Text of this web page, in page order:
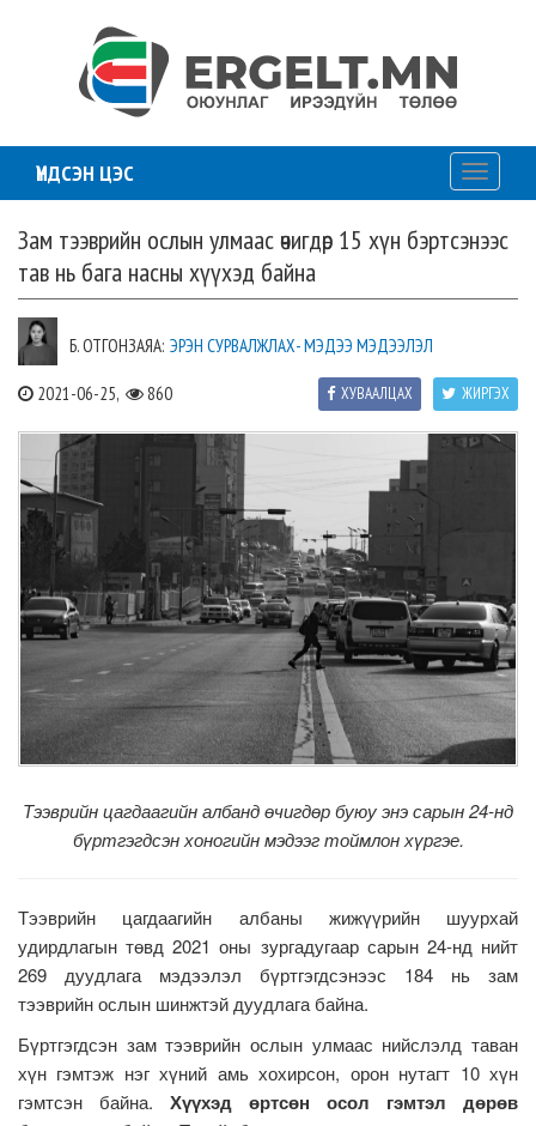
ҮНДСЭН ЦЭС
Toggle
Зам тээврийн ослын улмаас өчигдөр 15 хүн бэртсэнээс
тав нь бага насны хүүхэд байна
Б. ОТГОНЗАЯА: ЭРЭН СУРВАЛЖЛАХ- МЭДЭЭ МЭДЭЭЛЭЛ
2021-06-25, 860 ЖИРГЭХ
ХУВААЛЦАХ
Тээврийн цагдаагийн албанд өчигдөр буюу энэ сарын 24-нд
бүртгэгдсэн хоногийн мэдээг тоймлон хүргэе.
Тээврийн цагдаагийн албаны жижүүрийн шуурхай
удирдлагын төвд 2021 оны зургадугаар сарын 24-нд нийт
269 дуудлага мэдээлэл бүртгэгдсэнээс 184 нь зам
тээврийн ослын шинжтэй дуудлага байна.
Бүртгэгдсэн зам тээврийн ослын улмаас нийслэлд таван
хүн гэмтэж нэг хүний амь хохирсон, орон нутагт 10 хүн
гэмтсэн байна. Хүүхэд өртсөн осол гэмтэл дөрөв